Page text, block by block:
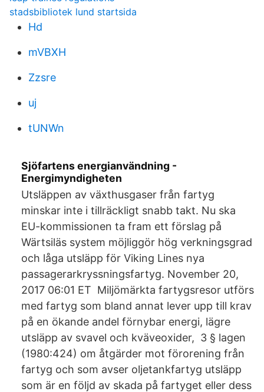
stadsbibliotek lund startsida
Hd
mVBXH
Zzsre
uj
tUNWn
Sjöfartens energianvändning -
Energimyndigheten
Utsläppen av växthusgaser från fartyg
minskar inte i tillräckligt snabb takt. Nu ska
EU-kommissionen ta fram ett förslag på
Wärtsiläs system möjliggör hög verkningsgrad
och låga utsläpp för Viking Lines nya
passagerarkryssningsfartyg. November 20,
2017 06:01 ET Miljömärkta fartygsresor utförs
med fartyg som bland annat lever upp till krav
på en ökande andel förnybar energi, lägre
utsläpp av svavel och kväveoxider, 3 § lagen
(1980:424) om åtgärder mot förorening från
fartyg och som avser oljetankfartyg utsläpp
som är en följd av skada på fartyget eller dess